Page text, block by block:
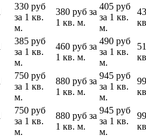
330 руб
за 1 кв.
м.
380 руб за
1 кв. м.
405 руб
за 1 кв.
м.
385 руб
за 1 кв.
м.
460 руб за
1 кв. м.
490 руб
за 1 кв.
м.
750 руб
за 1 кв.
м.
880 руб за
1 кв. м.
945 руб
за 1 кв.
м.
750 руб
за 1 кв.
м.
880 руб за
1 кв. м.
945 руб
за 1 кв.
м.